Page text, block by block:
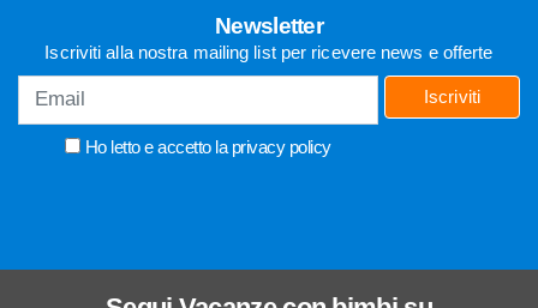
Newsletter
Iscriviti alla nostra mailing list per ricevere news e offerte
Ho letto e accetto la privacy policy
Iscriviti